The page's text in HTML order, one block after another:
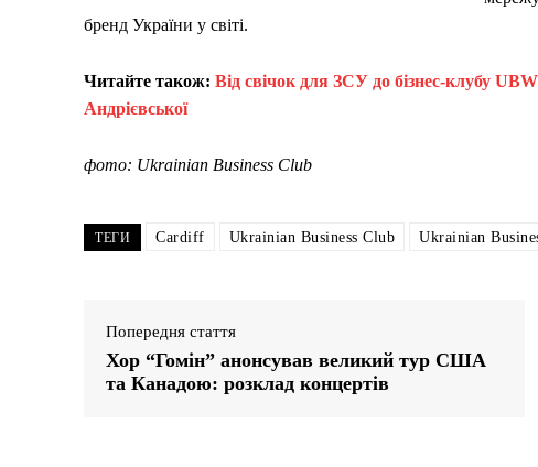
бренд України у світі.
Читайте також: Від свічок для ЗСУ до бізнес-клубу
Андрієвської
фото: Ukrainian Business Club
ТЕГИ Cardiff Ukrainian Business Club Ukrainian
Попередня стаття
Хор “Гомін” анонсував великий тур США
та Канадою: розклад концертів